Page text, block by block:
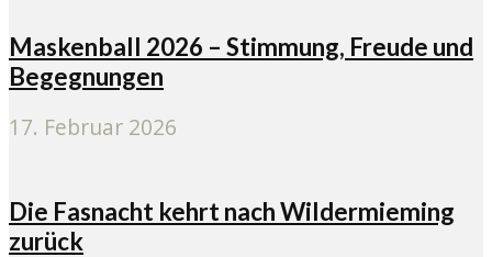
Maskenball 2026 – Stimmung, Freude und
Begegnungen
17. Februar 2026
Die Fasnacht kehrt nach Wildermieming
zurück